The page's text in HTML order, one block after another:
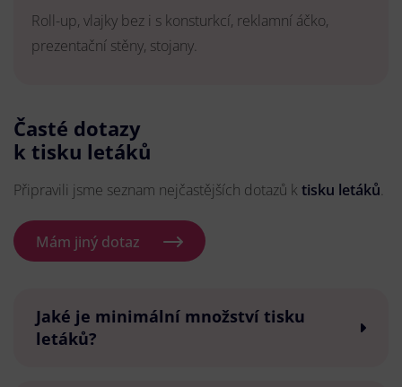
Roll-up, vlajky bez i s konsturkcí, reklamní áčko,
prezentační stěny, stojany.
Časté dotazy
k tisku letáků
Připravili jsme seznam nejčastějších dotazů k tisku letáků.
Mám jiný dotaz
Jaké je minimální množství tisku
letáků?